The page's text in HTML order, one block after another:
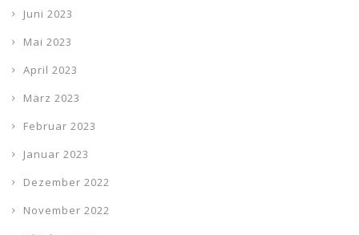
Juni 2023
Mai 2023
April 2023
März 2023
Februar 2023
Januar 2023
Dezember 2022
November 2022